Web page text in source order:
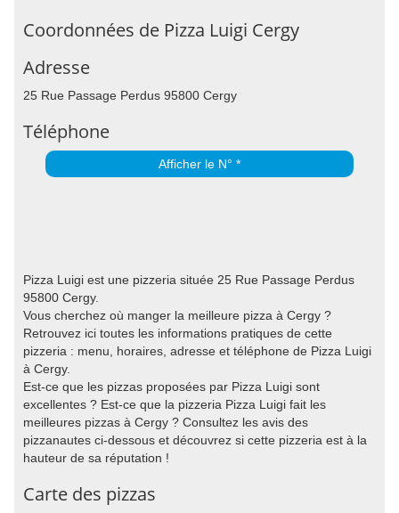
Coordonnées de Pizza Luigi Cergy
Adresse
25 Rue Passage Perdus 95800 Cergy
Téléphone
Afficher le N° *
Pizza Luigi est une pizzeria située 25 Rue Passage Perdus
95800 Cergy.
Vous cherchez où manger la meilleure pizza à Cergy ?
Retrouvez ici toutes les informations pratiques de cette
pizzeria : menu, horaires, adresse et téléphone de Pizza Luigi
à Cergy.
Est-ce que les pizzas proposées par Pizza Luigi sont
excellentes ? Est-ce que la pizzeria Pizza Luigi fait les
meilleures pizzas à Cergy ? Consultez les avis des
pizzanautes ci-dessous et découvrez si cette pizzeria est à la
hauteur de sa réputation !
Carte des pizzas